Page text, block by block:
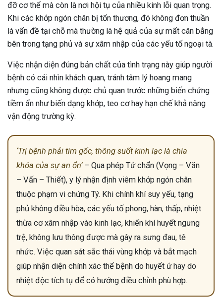
đỡ cơ thể mà còn là nơi hội tụ của nhiều kinh lỗi quan trọng.
Khi các khớp ngón chân bị tổn thương, đó không đơn thuần
là vấn đề tại chỗ mà thường là hệ quả của sự mất cân bằng
bên trong tạng phủ và sự xâm nhập của các yếu tố ngoại tà.
Việc nhận diện đúng bản chất của tình trạng này giúp người
bệnh có cái nhìn khách quan, tránh tâm lý hoang mang
nhưng cũng không được chủ quan trước những biến chứng
tiềm ẩn như biến dạng khớp, teo cơ hay hạn chế khả năng
vận động trường kỳ.
‘Trị bệnh phải tìm gốc, thông suốt kinh lạc là chìa
khóa của sự an ổn’– Qua phép Tứ chẩn (Vọng – Văn
– Vấn – Thiết), y lý nhận định viêm khớp ngón chân
thuộc phạm vi chứng Tý. Khi chính khí suy yếu, tạng
phủ không điều hòa, các yếu tố phong, hàn, thấp, nhiệt
thừa cơ xâm nhập vào kinh lạc, khiến khí huyết ngưng
trệ, không lưu thông được mà gây ra sưng đau, tê
nhức. Việc quan sát sắc thái vùng khớp và bắt mạch
giúp nhận diện chính xác thể bệnh do huyết ứ hay do
nhiệt độc tích tụ để có hướng điều chỉnh phù hợp.